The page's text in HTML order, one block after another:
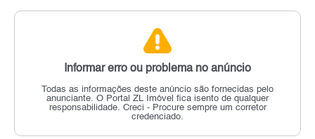
Informar erro ou problema no anúncio
Todas as informações deste anúncio são fornecidas pelo
anunciante. O Portal ZL Imóvel fica isento de qualquer
responsabilidade. Creci - Procure sempre um corretor
credenciado.